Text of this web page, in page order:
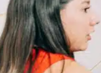
Bipolar